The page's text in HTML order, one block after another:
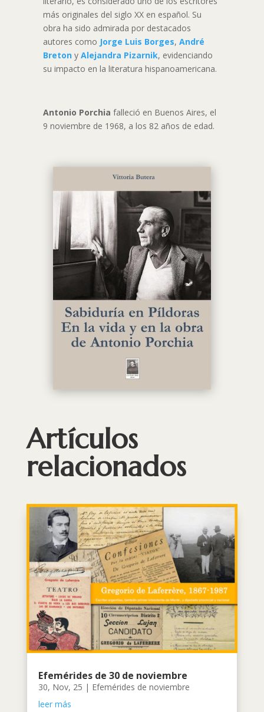
más originales del siglo XX en español. Su
obra ha sido admirada por destacados
autores como Jorge Luis Borges, André
Bretony Alejandra Pizarnik, evidenciando
su impacto en la literatura hispanoamericana.
Antonio Porchia falleció en Buenos Aires, el
9 noviembre de 1968, a los 82 años de edad.
Artículos
relacionados
Efemérides de 30 de noviembre
30, Nov, 25 | Efemérides de noviembre
leer más